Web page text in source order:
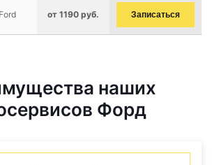
от 1190 руб. Записаться
наших
Форд